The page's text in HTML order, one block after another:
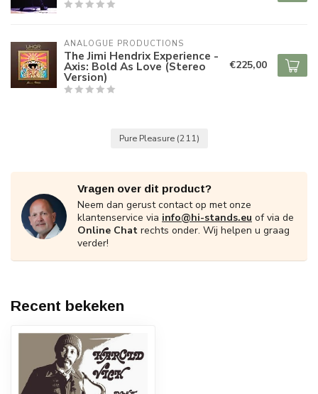
ANALOGUE PRODUCTIONS
The Jimi Hendrix Experience -
Axis: Bold As Love (Stereo
Version)
€225,00
Pure Pleasure (211)
Vragen over dit product?
Neem dan gerust contact op met onze
klantenservice via info@hi-stands.eu of via de
Online Chat rechts onder. Wij helpen u graag
verder!
Recent bekeken